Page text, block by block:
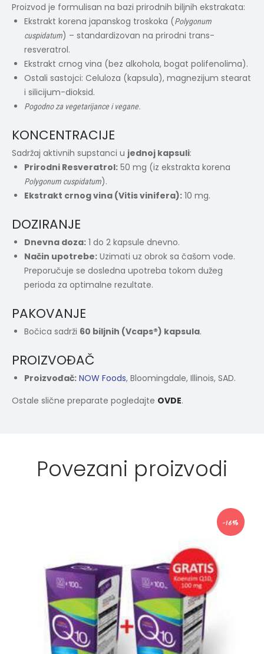
Proizvod je formulisan na bazi prirodnih biljnih ekstrakata:
Ekstrakt korena japanskog troskoka (Polygonum
cuspidatum) – standardizovan na prirodni trans-
resveratrol.
Ekstrakt crnog vina (bez alkohola, bogat polifenolima).
Ostali sastojci: Celuloza (kapsula), magnezijum stearat
i silicijum-dioksid.
Pogodno za vegetarijance i vegane.
KONCENTRACIJE
Sadržaj aktivnih supstanci u jednoj kapsuli:
Prirodni Resveratrol: 50 mg (iz ekstrakta korena
Polygonum cuspidatum).
Ekstrakt crnog vina (Vitis vinifera): 10 mg.
DOZIRANJE
Dnevna doza: 1 do 2 kapsule dnevno.
Način upotrebe: Uzimati uz obrok sa čašom vode.
Preporučuje se dosledna upotreba tokom dužeg
perioda za optimalne rezultate.
PAKOVANJE
Bočica sadrži 60 biljnih (Vcaps®) kapsula.
PROIZVOĐAČ
Proizvođač: NOW Foods, Bloomingdale, Illinois, SAD.
Ostale slične preparate pogledajte OVDE.
Povezani proizvodi
-16%